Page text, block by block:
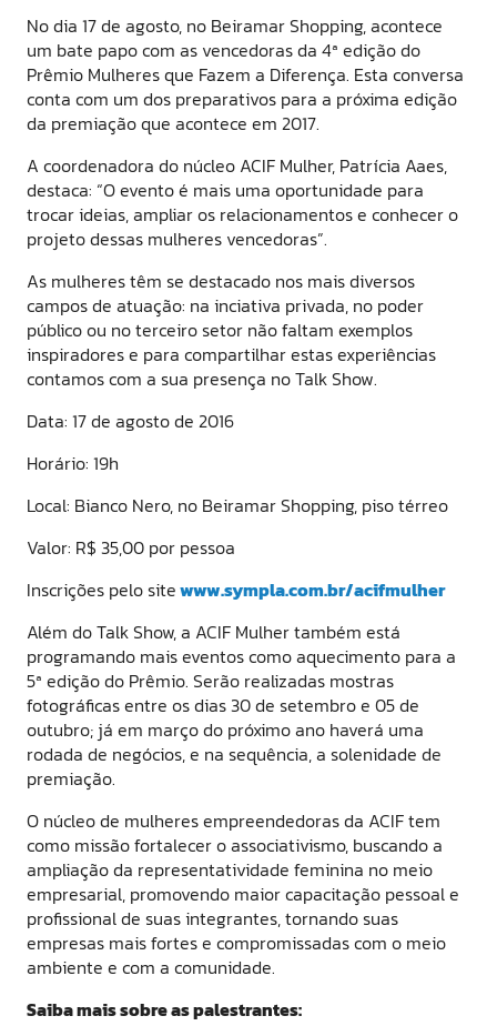
No dia 17 de agosto, no Beiramar Shopping, acontece
um bate papo com as vencedoras da 4ª edição do
Prêmio Mulheres que Fazem a Diferença. Esta conversa
conta com um dos preparativos para a próxima edição
da premiação que acontece em 2017.
A coordenadora do núcleo ACIF Mulher, Patrícia Aaes,
destaca: “O evento é mais uma oportunidade para
trocar ideias, ampliar os relacionamentos e conhecer o
projeto dessas mulheres vencedoras”.
As mulheres têm se destacado nos mais diversos
campos de atuação: na inciativa privada, no poder
público ou no terceiro setor não faltam exemplos
inspiradores e para compartilhar estas experiências
contamos com a sua presença no Talk Show.
Data: 17 de agosto de 2016
Horário: 19h
Local: Bianco Nero, no Beiramar Shopping, piso térreo
Valor: R$ 35,00 por pessoa
Inscrições pelo sitewww.sympla.com.br/acifmulher
Além do Talk Show, a ACIF Mulher também está
programando mais eventos como aquecimento para a
5ª edição do Prêmio. Serão realizadas mostras
fotográficas entre os dias 30 de setembro e 05 de
outubro; já em março do próximo ano haverá uma
rodada de negócios, e na sequência, a solenidade de
premiação.
O núcleo de mulheres empreendedoras da ACIF tem
como missão fortalecer o associativismo, buscando a
ampliação da representatividade feminina no meio
empresarial, promovendo maior capacitação pessoal e
profissional de suas integrantes, tornando suas
empresas mais fortes e compromissadas com o meio
ambiente e com a comunidade.
Saiba mais sobre as palestrantes: